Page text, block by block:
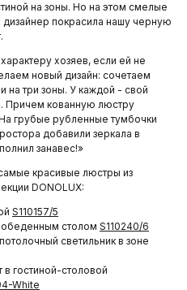
на зоны. Но на этом смелые
покрасила нашу черную
хозяев, если ей не
новый дизайн: сочетаем
на три зоны. У каждой - свой
Причем кованную люстру
грубые рубленные тумбочки
добавили зеркала в
занавес!»
красивые люстры из
DONOLUX:
S110157/5
столом S110240/6
светильник в зоне
гостиной-столовой
White